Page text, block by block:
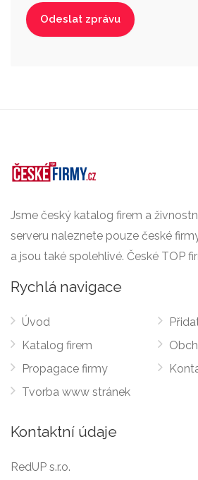
Jsme český katalog firem a
serveru naleznete pouze české
a jsou také spolehlivé. České TOP
Rychlá navigace
Úvod
Katalog firem
Propagace firmy
Tvorba www stránek
Kontaktní údaje
RedUP s.r.o.